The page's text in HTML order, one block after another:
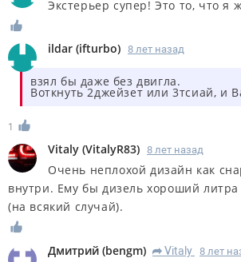
Экстерьер супер! Это то, что я
ildar (ifturbo) 8 лет назад
взял бы даже без двигла.
Воткнуть 2джейзет или 3тсиай, и
1
Vitaly (VitalyR83) 8 лет назад
Очень неплохой дизайн как
внутри. Ему бы дизель хороший
(на всякий случай).
Дмитрий (bengm) R Vitaly 8 лет